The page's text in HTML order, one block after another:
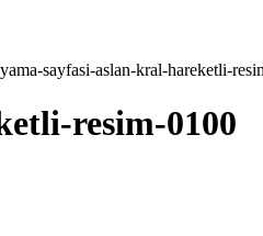
sayfasi-aslan-kral-hareketli-
resim-0100